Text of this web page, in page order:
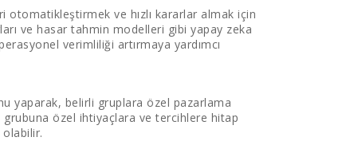
ve hızlı kararlar almak için
ve hasar tahmin modelleri gibi yapay zeka
verimliliği artırmaya yardımcı
yaparak, belirli gruplara özel pazarlama
özel ihtiyaçlara ve tercihlere hitap
olabilir.